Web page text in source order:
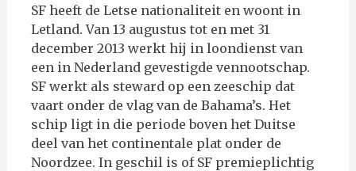
SF heeft de Letse nationaliteit en woont in
Letland. Van 13 augustus tot en met 31
december 2013 werkt hij in loondienst van
een in Nederland gevestigde vennootschap.
SF werkt als steward op een zeeschip dat
vaart onder de vlag van de Bahama’s. Het
schip ligt in die periode boven het Duitse
deel van het continentale plat onder de
Noordzee. In geschil is of SF premieplichtig